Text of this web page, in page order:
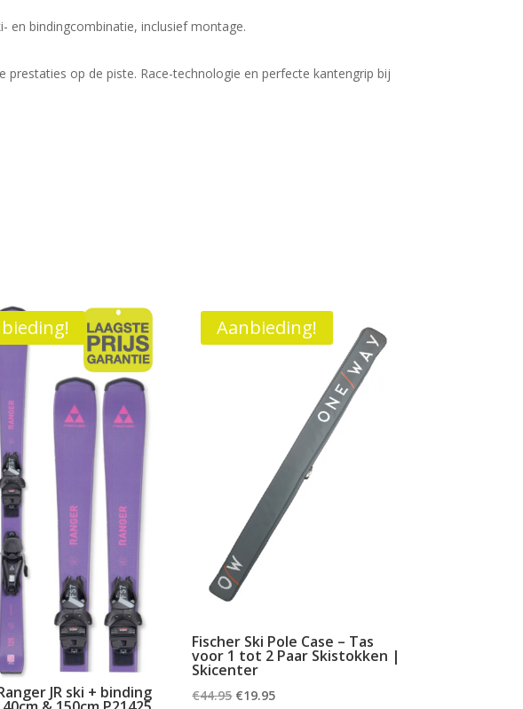
en bindingcombinatie, inclusief montage.
prestaties op de piste. Race-technologie en perfecte kantengrip bij
JR ski + binding
Aanbieding!
Fischer Ski Pole Case – Tas
voor 1 tot 2 Paar Skistokken |
Skicenter
€44.95 Oorspronkelijke
€19.95Huidige